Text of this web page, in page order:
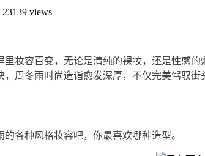
23139 views
里妆容百变，无论是清纯的裸妆，还是性感
，周冬雨时尚造诣愈发深厚，不仅完美驾驭
各种风格妆容吧，你最喜欢哪种造型。